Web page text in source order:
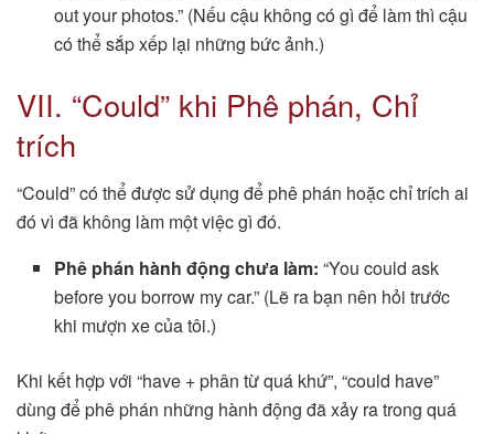
out your photos.” (Nếu cậu không có gì để làm thì cậu
có thể sắp xếp lại những bức ảnh.)
VII. “Could” khi Phê phán, Chỉ
trích
“Could” có thể được sử dụng để phê phán hoặc chỉ trích ai
đó vì đã không làm một việc gì đó.
Phê phán hành động chưa làm: “You could ask
before you borrow my car.” (Lẽ ra bạn nên hỏi trước
khi mượn xe của tôi.)
Khi kết hợp với “have + phân từ quá khứ”, “could have”
dùng để phê phán những hành động đã xảy ra trong quá